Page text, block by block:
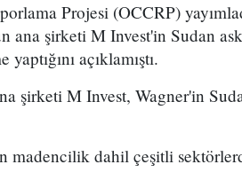
Projesi (OCCRP)
şirketi M Invest'in Sudan
açıklamıştı.
şirketi M Invest, Wagner'in
madencilik dahil çeşitli